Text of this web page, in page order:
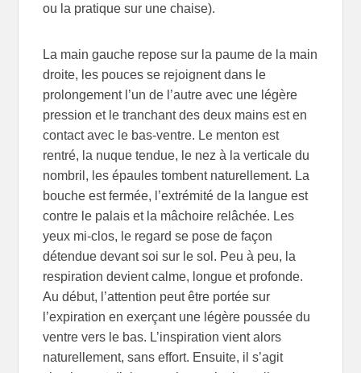
ou la pratique sur une chaise).
La main gauche repose sur la paume de la main
droite, les pouces se rejoignent dans le
prolongement l’un de l’autre avec une légère
pression et le tranchant des deux mains est en
contact avec le bas-ventre. Le menton est
rentré, la nuque tendue, le nez à la verticale du
nombril, les épaules tombent naturellement. La
bouche est fermée, l’extrémité de la langue est
contre le palais et la mâchoire relâchée. Les
yeux mi-clos, le regard se pose de façon
détendue devant soi sur le sol. Peu à peu, la
respiration devient calme, longue et profonde.
Au début, l’attention peut être portée sur
l’expiration en exerçant une légère poussée du
ventre vers le bas. L’inspiration vient alors
naturellement, sans effort. Ensuite, il s’agit